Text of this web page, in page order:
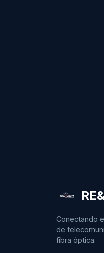
Conectando
de
fibra óptica.